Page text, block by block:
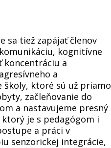
sa tiež zapájať členov
kognitívne
koncentráciu a
a
ktoré sú už priamo
začleňovanie do
a nastavujeme presný
je s pedagógom i
a práci v
senzorickej integrácie,